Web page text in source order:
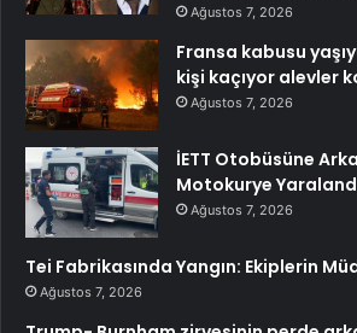
Ağustos 7, 2026
Fransa kabusu
kişi kaçıyor alevler
Ağustos 7, 2026
İETT Otobüsüne
Motokurye
Ağustos 7, 2026
Tei Fabrikasında Yangın: Ekiplerin
Ağustos 7, 2026